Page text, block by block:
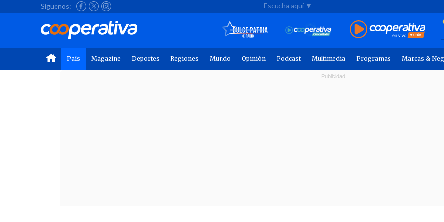
Síguenos: Escucha aquí ▼
País Magazine Deportes Regiones Mundo Opinión Podcast Multimedia Programas Marcas &